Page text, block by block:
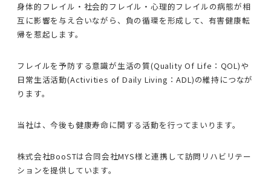
身体的フレイル・社会的フレイル・心理的フレイルの病態が相
互に影響を与え合いながら、負の循環を形成して、有害健康転
帰を惹起します。
フレイルを予防する意識が生活の質(Quality Of Life：QOL)や
日常生活活動(Activities of Daily Living：ADL)の維持につなが
ります。
当社は、今後も健康寿命に関する活動を行ってまいります。
株式会社BooSTは合同会社MYS様と連携して訪問リハビリテー
ションを提供しています。